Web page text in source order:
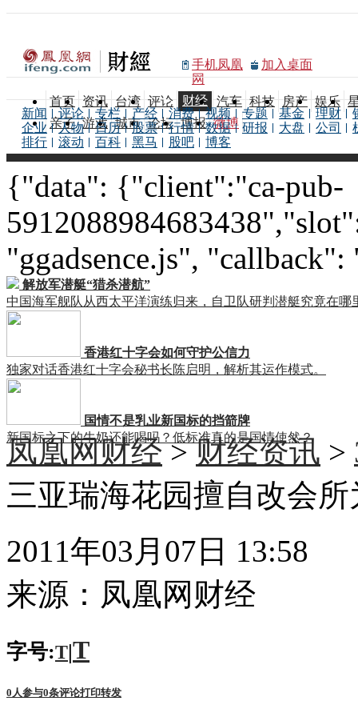
手机凤凰
网
加入桌面
首页 资讯 台湾 评论 财经 汽车 科技 房产 娱乐
亲子 游戏 城市 论坛 博报 微博
新闻 评论 专栏 产经 消费 视频 专题 基金 理财
企业
人物 日历 股票 行情 数据 研报 大盘 公司
排行
滚动 百科 黑马 股吧 博客
{"data": {"client":"ca-pub-
"ggadsence.js", "callback":
解放军潜艇“猎杀潜航”
中国海军舰队从西太平洋演练归来，自卫队研判潜艇究竟在哪
香港红十字会如何守护公信力
独家对话香港红十字会秘书长陈启明，解析其运作模式。
国情不是乳业新国标的挡箭牌
新国标之下的牛奶还能喝吗？低标准真的是国情使然？
凤凰网财经>财经资讯 >
三亚瑞海花园擅自改会
2011年03月07日 13:58
来源： 凤凰网财经
字号:T|T
0 人参与0条评论打印转发